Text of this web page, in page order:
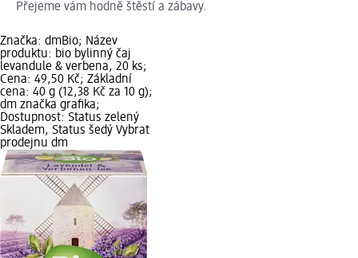
Přejeme vám hodně štěstí a zábavy.
Značka: dmBio; Název
produktu: bio bylinný čaj
levandule & verbena, 20 ks;
Cena: 49,50 Kč; Základní
cena: 40 g (12,38 Kč za 10 g);
dm značka grafika;
Dostupnost: Status zelený
Skladem, Status šedý Vybrat
prodejnu dm